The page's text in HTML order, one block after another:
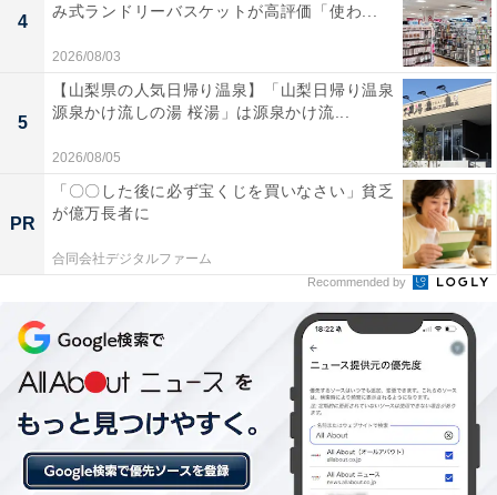
4
み式ランドリーバスケットが高評価「使わ...
2026/08/03
5
【山梨県の人気日帰り温泉】「山梨日帰り温泉
源泉かけ流しの湯 桜湯」は源泉かけ流...
2026/08/05
PR
「〇〇した後に必ず宝くじを買いなさい」貧乏
が億万長者に
合同会社デジタルファーム
Recommended by